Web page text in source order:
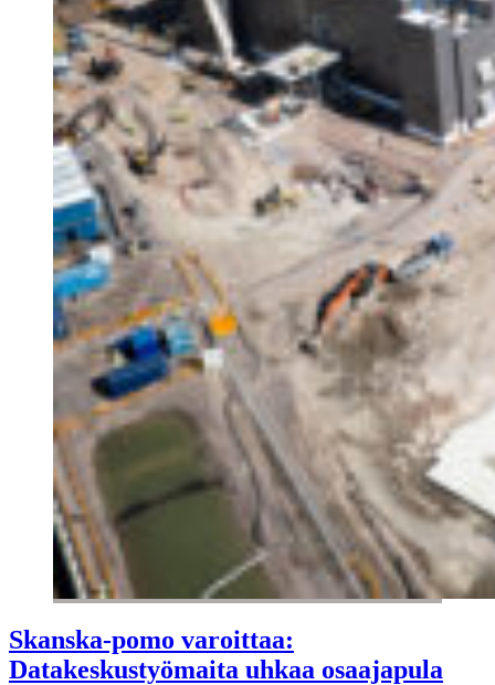
Skanska-pomo varoittaa:
Datakeskustyömaita uhkaa osaajapula